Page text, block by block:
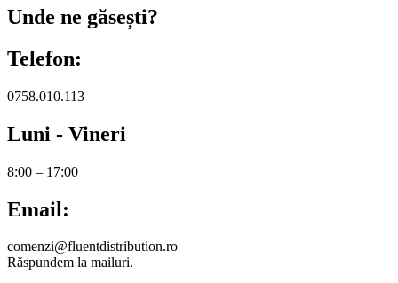
Unde ne găsești?
Telefon:
0758.010.113
Luni - Vineri
8:00 – 17:00
Email:
comenzi@fluentdistribution.ro
Răspundem la mailuri.